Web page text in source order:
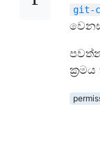
git-